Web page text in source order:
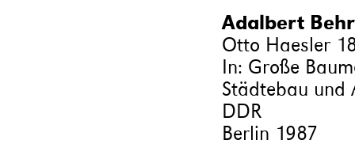
Adalbert
Otto Haesler
In: Große
Städtebau und
DDR
Berlin 1987